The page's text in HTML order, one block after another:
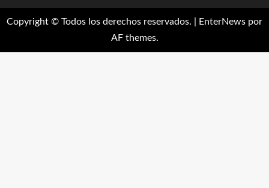
Copyright © Todos los derechos reservados. EnterNews por
AF themes.